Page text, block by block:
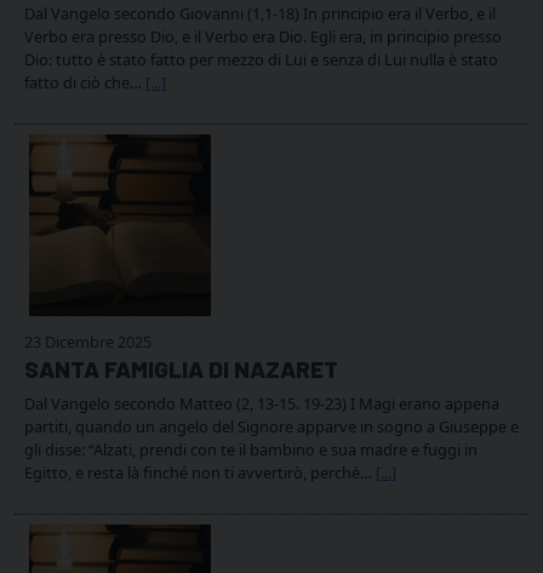
Dal Vangelo secondo Giovanni (1,1-18) In principio era il Verbo, e il
Verbo era presso Dio, e il Verbo era Dio. Egli era, in principio presso
Dio: tutto è stato fatto per mezzo di Lui e senza di Lui nulla è stato
fatto di ciò che… [...]
23 Dicembre 2025
SANTA FAMIGLIA DI NAZARET
Dal Vangelo secondo Matteo (2, 13-15. 19-23) I Magi erano appena
partiti, quando un angelo del Signore apparve in sogno a Giuseppe e
gli disse: “Alzati, prendi con te il bambino e sua madre e fuggi in
Egitto, e resta là finché non ti avvertirò, perché… [...]